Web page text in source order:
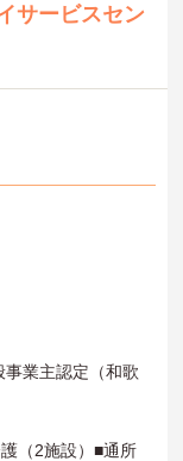
サービスセン
事業主認定（和歌
（2施設）■通所